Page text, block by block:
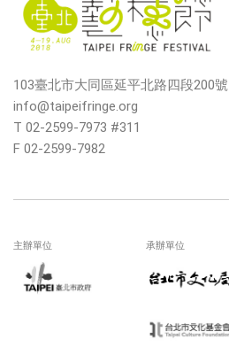
103臺北市大同區延平北路四段200號
info@taipeifringe.org
T 02-2599-7973 #311
F 02-2599-7982
主辦單位 承辦單位